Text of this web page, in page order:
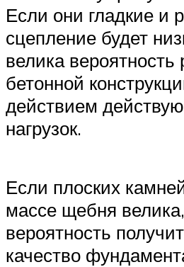
Если они гладкие и
сцепление будет
велика
бетонной
действием
нагрузок.
Если плоских
массе щебня
вероятность
качество